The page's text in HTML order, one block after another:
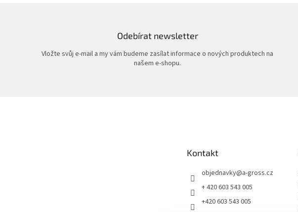
Odebírat newsletter
Vložte svůj e-mail a my vám budeme zasílat informace o nových produktech na
našem e-shopu.
Kontakt
objednavky@a-gross.cz
+ 420 603 543 005
+420 603 543 005